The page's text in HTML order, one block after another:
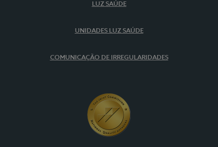
LUZ SAÚDE
UNIDADES LUZ SAÚDE
COMUNICAÇÃO DE IRREGULARIDADES